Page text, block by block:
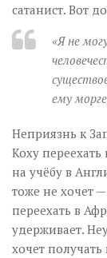
сатанист. Вот
«Я не
ему
Неприязнь к
Коху
на учёбу в
тоже не хочет
переехать в
удерживает.
хочет получать